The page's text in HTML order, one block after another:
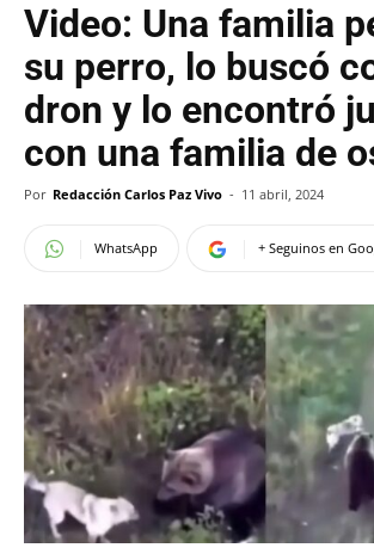
Video: Una familia
su perro, lo buscó
dron y lo encontró
con una familia de
Por Redacción Carlos Paz Vivo - 11 abril, 2024
WhatsApp + Seguinos en